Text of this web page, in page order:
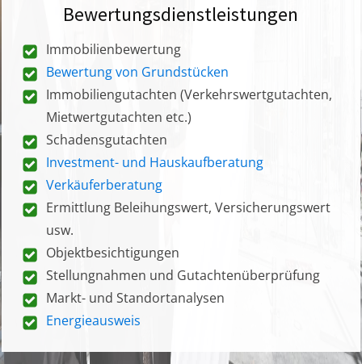
Bewertungsdienstleistungen
Immobilienbewertung
Bewertung von Grundstücken
Immobiliengutachten (Verkehrswertgutachten,
Mietwertgutachten etc.)
Schadensgutachten
Investment- und Hauskaufberatung
Verkäuferberatung
Ermittlung Beleihungswert, Versicherungswert
usw.
Objektbesichtigungen
Stellungnahmen und Gutachtenüberprüfung
Markt- und Standortanalysen
Energieausweis